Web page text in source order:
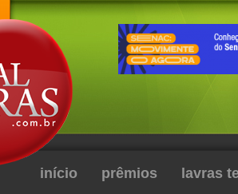
início prêmios lavras